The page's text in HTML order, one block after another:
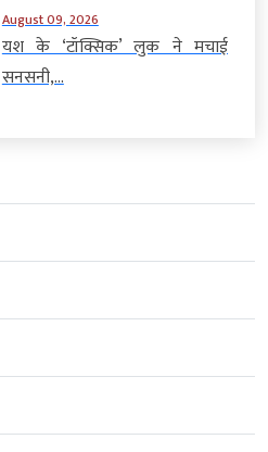
August 09, 2026
यश के ‘टॉक्सिक’ लुक ने मचाई
सनसनी,...